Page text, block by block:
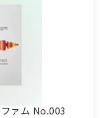
ァム No.003